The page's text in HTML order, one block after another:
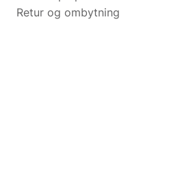
Retur og ombytning